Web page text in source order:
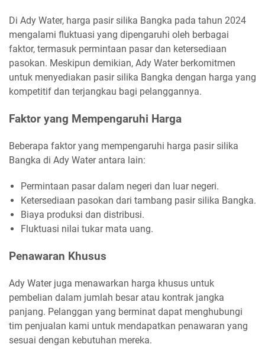
Di Ady Water, harga pasir silika Bangka pada tahun 2024
mengalami fluktuasi yang dipengaruhi oleh berbagai
faktor, termasuk permintaan pasar dan ketersediaan
pasokan. Meskipun demikian, Ady Water berkomitmen
untuk menyediakan pasir silika Bangka dengan harga yang
kompetitif dan terjangkau bagi pelanggannya.
Faktor yang Mempengaruhi Harga
Beberapa faktor yang mempengaruhi harga pasir silika
Bangka di Ady Water antara lain:
Permintaan pasar dalam negeri dan luar negeri.
Ketersediaan pasokan dari tambang pasir silika Bangka.
Biaya produksi dan distribusi.
Fluktuasi nilai tukar mata uang.
Penawaran Khusus
Ady Water juga menawarkan harga khusus untuk
pembelian dalam jumlah besar atau kontrak jangka
panjang. Pelanggan yang berminat dapat menghubungi
tim penjualan kami untuk mendapatkan penawaran yang
sesuai dengan kebutuhan mereka.